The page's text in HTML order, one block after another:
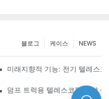
NEWS
케이스
블로그
요성 이해
미래지향적 기능: 전기 텔레스
더
덤프 트럭용 텔레스코픽 유압